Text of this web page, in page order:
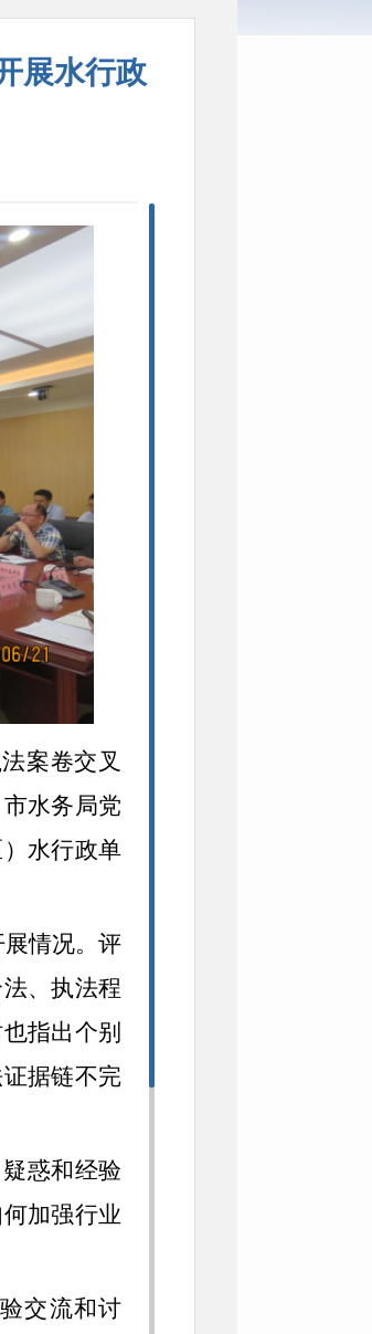
展水行政
案卷交叉
水务局党
水行政单
情况。评
、执法程
指出个别
据链不完
惑和经验
加强行业
交流和讨